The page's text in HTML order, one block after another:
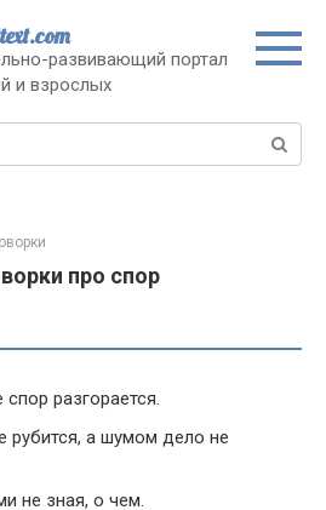
развивающий портал
и взрослых
про спор
разгорается.
рубится, а шумом дело не
не зная, о чем.